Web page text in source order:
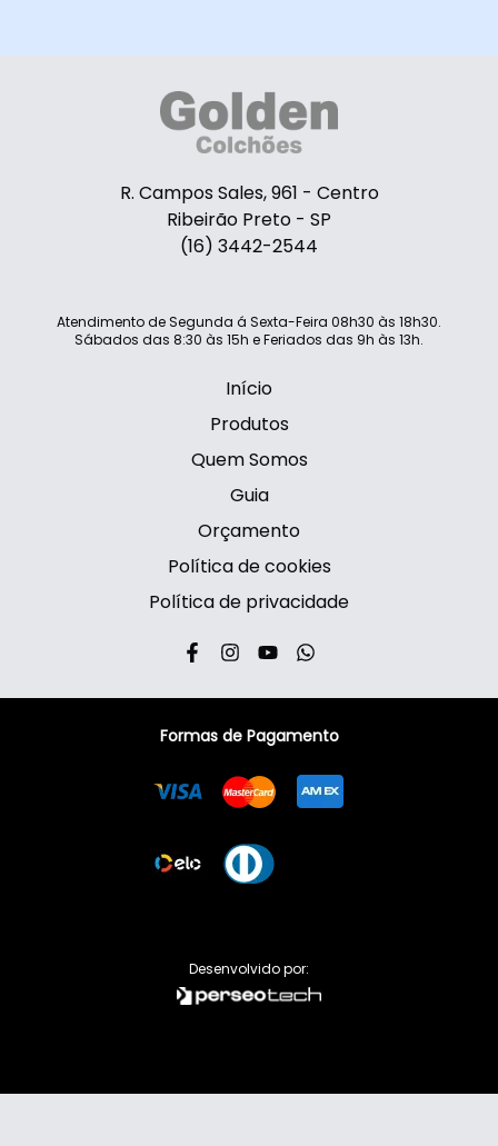
R. Campos Sales, 961 - Centro
Ribeirão Preto - SP
(16) 3442-2544
Atendimento de Segunda á Sexta-Feira 08h30 às 18h30.
Sábados das 8:30 às 15h e Feriados das 9h às 13h.
Início
Produtos
Quem Somos
Guia
Orçamento
Política de cookies
Política de privacidade
Formas de Pagamento
Visa MastercardAmerican Express
Elo Dinner
Desenvolvido por: